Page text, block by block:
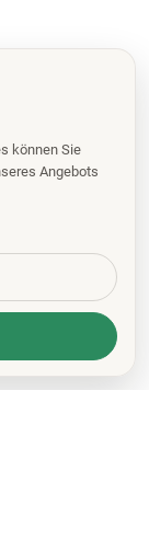
können Sie
Angebots